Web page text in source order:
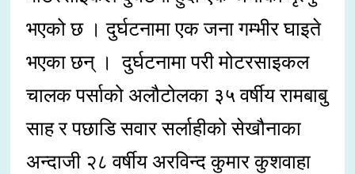
भएको छ । दुर्घटनामा एक जना गम्भीर घाइते
भएका छन् । दुर्घटनामा परी मोटरसाइकल
चालक पर्साको अलौटोलका ३५ वर्षीय रामबाबु
साह र पछाडि सवार सर्लाहीको सेखौनाका
अन्दाजी २८ वर्षीय अरविन्द कुमार कुशवाहा